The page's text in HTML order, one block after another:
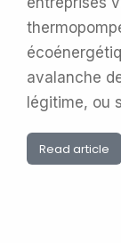
avalanche
légitime, ou
Read article